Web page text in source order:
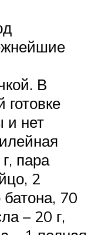
В
и нет
пара
2
70
– 20 г,